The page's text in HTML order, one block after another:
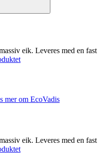
eik. Leveres med en fast
mer om EcoVadis
eik. Leveres med en fast